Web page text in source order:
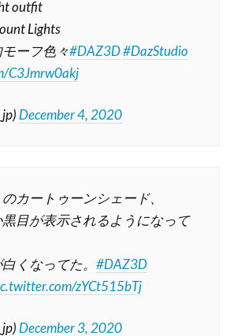
outfit
Lights
ーフ色々#DAZ3D#DazStudio
C3Jmrw0akj
December 4, 2020
カートゥーンシェード、
目が表示されるようになって
くなってた。#DAZ3D
zYCt515bTj
December 3, 2020